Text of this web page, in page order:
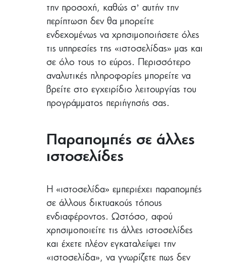
την προσοχή, καθώς σ’ αυτήν την
περίπτωση δεν θα μπορείτε
ενδεχομένως να χρησιμοποιήσετε όλες
τις υπηρεσίες της «ιστοσελίδας» μας και
σε όλο τους το εύρος. Περισσότερο
αναλυτικές πληροφορίες μπορείτε να
βρείτε στο εγχειρίδιο λειτουργίας του
προγράμματος περιήγησής σας.
Παραπομπές σε άλλες
ιστοσελίδες
Η «ιστοσελίδα» εμπεριέχει παραπομπές
σε άλλους δικτυακούς τόπους
ενδιαφέροντος. Ωστόσο, αφού
χρησιμοποιείτε τις άλλες ιστοσελίδες
και έχετε πλέον εγκαταλείψει την
«ιστοσελίδα», να γνωρίζετε πως δεν